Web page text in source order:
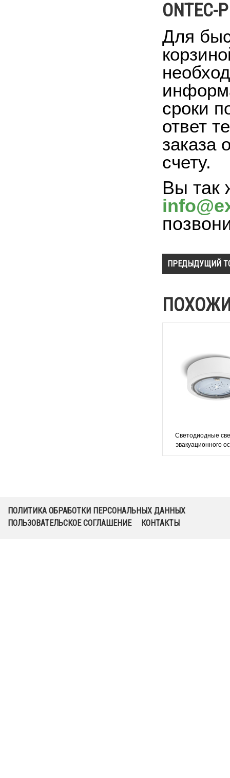
ONTEC-P
Для
сроки
ответ
заказа
счету.
Вы так
ПРЕДЫДУЩИЙ
Светодиодные
эвакуационного
iTECH TM
ПОЛИТИКА ОБРАБОТКИ ПЕРСОНАЛЬНЫХ ДАННЫХ
ПОЛЬЗОВАТЕЛЬСКОЕ СОГЛАШЕНИЕ
КОНТАКТЫ